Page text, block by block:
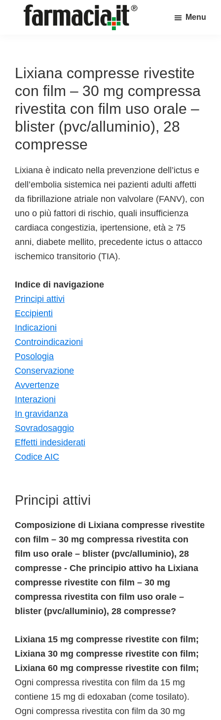
sul
mondo
della
farmacia
online
Menu
Lixiana compresse rivestite
con film – 30 mg compressa
rivestita con film uso orale –
blister (pvc/alluminio), 28
compresse
Lixiana è indicato nella prevenzione dell’ictus e
dell’embolia sistemica nei pazienti adulti affetti
da fibrillazione atriale non valvolare (FANV), con
uno o più fattori di rischio, quali insufficienza
cardiaca congestizia, ipertensione, età ≥ 75
anni, diabete mellito, precedente ictus o attacco
ischemico transitorio (TIA).
Indice di navigazione
Principi attivi
Eccipienti
Indicazioni
Controindicazioni
Posologia
Conservazione
Avvertenze
Interazioni
In gravidanza
Sovradosaggio
Effetti indesiderati
Codice AIC
Principi attivi
Composizione di Lixiana compresse rivestite
con film – 30 mg compressa rivestita con
film uso orale – blister (pvc/alluminio), 28
compresse - Che principio attivo ha Lixiana
compresse rivestite con film – 30 mg
compressa rivestita con film uso orale –
blister (pvc/alluminio), 28 compresse?
Lixiana 15 mg compresse rivestite con film;
Lixiana 30 mg compresse rivestite con film;
Lixiana 60 mg compresse rivestite con film;
Ogni compressa rivestita con film da 15 mg
contiene 15 mg di edoxaban (come tosilato).
Ogni compressa rivestita con film da 30 mg